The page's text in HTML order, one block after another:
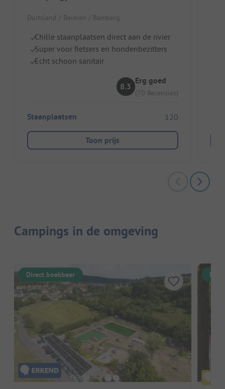
Duitsland / Beieren / Bamberg
Chille staanplaatsen direct aan de rivier
Super voor fietsers en hondenbezitters
Echt schoon sanitair
8.3
Erg goed
(70 Recensies)
Staanplaatsen 120
Toon prijs
Campings in de omgeving
Direct boekbaar